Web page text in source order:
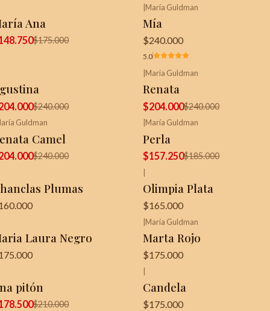
Ana
$175.000
¡Última unidad!
María Guldman
Mía
$240.000
5.0
$240.000
-15%
¡Última unidad!
Maria Guldman
Renata
$204.000$240.000
Guldman
Camel
$240.000
-15%
¡Última unidad!
María Guldman
Perla
$157.250$185.000
Plumas
|
Olimpia Plata
$165.000
Laura Negro
María Guldman
Marta Rojo
$175.000
pitón
$210.000
¡Última unidad!
Candela
$175.000